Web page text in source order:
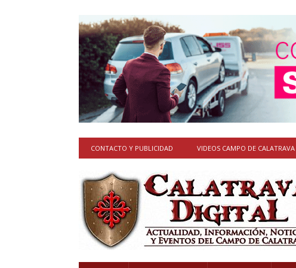
CONTACTO Y PUBLICIDAD VIDEOS CAMPO DE CALATRAVA